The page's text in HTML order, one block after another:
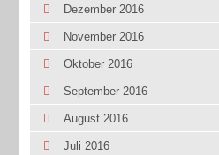
Dezember 2016
November 2016
Oktober 2016
September 2016
August 2016
Juli 2016